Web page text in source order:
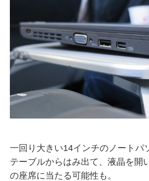
一回り大きい14インチのノートパ
テーブルからはみ出て、液晶を開
の座席に当たる可能性も。